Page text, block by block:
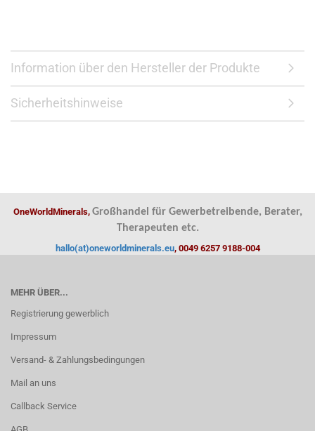
Information über den Hersteller der Produkte
Sicherheitshinweise
OneWorldMinerals, Großhandel für Gewerbetreibende, Berater,
Therapeuten etc.
hallo(at)oneworldminerals.eu, 0049 6257 9188-004
MEHR ÜBER...
Registrierung gewerblich
Impressum
Versand- & Zahlungsbedingungen
Mail an uns
Callback Service